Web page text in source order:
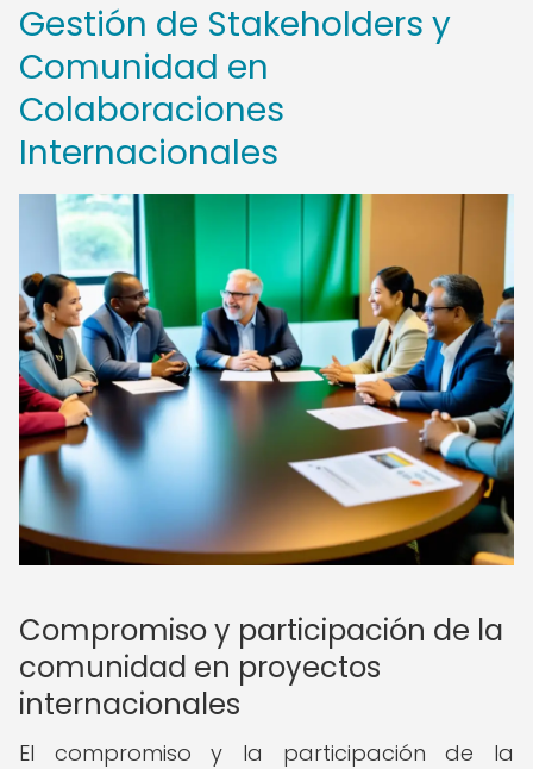
Gestión de Stakeholders y
Comunidad en
Colaboraciones
Internacionales
Compromiso y participación de la
comunidad en proyectos
internacionales
El compromiso y la participación de la